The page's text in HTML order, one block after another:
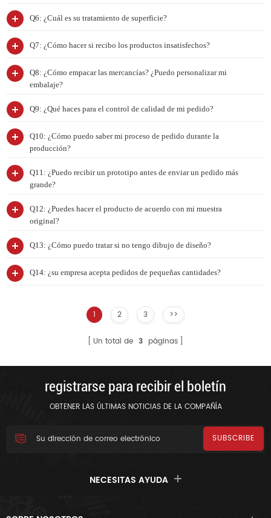
Q6: ¿Cuál es su tratamiento de superficie?
Q7: ¿Cómo hacer si recibo los productos insatisfechos?
Q8: ¿Cómo empacar las mercancías? ¿Puedo personalizar mi
embalaje?
Q9: ¿Qué haces para el control de calidad de mi pedido?
Q10: ¿Cómo puedo saber mi proceso de pedido durante la
producción?
Q11: ¿Puedo recibir un prototipo antes de enviar un pedido más
grande?
Q12: ¿Puedes hacer el producto de acuerdo con mi muestra
original?
Q13: ¿Cómo puedo tratar si no tengo dibujo de diseño?
Q14: ¿su empresa acepta pedidos de pequeñas cantidades?
1 2 3 >>
Un total de 3 páginas
registrarse para recibir el boletín
OBTENER LAS ÚLTIMAS NOTICIAS DE LA COMPAÑÍA
NECESITAS AYUDA